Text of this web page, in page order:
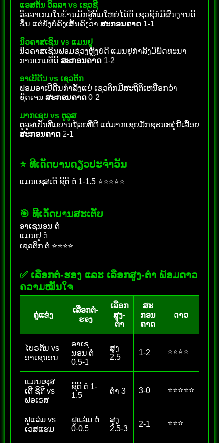
ແອສຕັນ ວິລລາ vs ເຊວຊີ
ວິລລາເກມໃນບ້ານມັກສູ້ທີມໃຫຍ່ໄດ້ດີ ເຊວຊີກໍມີຜົນງານດີ
ຂຶ້ນ ແຕ່ຍັງບໍ່ຄົງເສັ້ນຄົງວາ ສະກອນຄາດ 1-1
ນິວຄາສເຊິນ vs ແມນຢູ
ນິວຄາສເຊິນຟອມຊ່ວງຫຼັງບໍ່ດີ ແມນຢູກຳລັງມີພັດທະນາ
ການເກມທີ່ດີ ສະກອນຄາດ 1-2
ອາເບີດີນ vs ເຊວຕິກ
ຟອມອາເບີດີນກຳລັງແຍ່ ເຊວຕິກມີສະຖິຕິເຫນືອກວ່າ
ຊັດເຈນ ສະກອນຄາດ 0-2
ມາກເຊຍ vs ຕູລູສ
ຕູລູສເປັນທີມບານຖ້ວຍທີ່ດີ ແຕ່ມາກເຊຍມັກຊະນະຄູ່ນີ້ເລື້ອຍ
ສະກອນຄາດ 2-1
⭐ ທີເດັດບານດຽວປະຈຳວັນ
ແມນເຊສເຕີ ຊິຕີ ຕໍ່ 1-1.5 ⭐⭐⭐⭐⭐
🎯 ທີເດັດບານສະເຕັບ
ອາເຊນອນ ຕໍ່
ແມນຢູ ຕໍ່
ເຊວຕິກ ຕໍ່ ⭐⭐⭐⭐
✅ ເລືອກຕໍ່-ຮອງ ແລະ ເລືອກສູງ-ຕໍາ ພ້ອມດາວ
ຄວາມໝັ້ນໃຈ
ຄູ່ແຂ່ງ
ເລືອກຕໍ່-
ຮອງ
ເລືອກ
ສູງ-
ຕໍາ
ສະ
ກອນ
ຄາດ
ດາວ
ໄບຣຕັນ vs
ອາເຊນອນ
ອາເຊ
ນອນ ຕໍ່
0.5-1
ສູງ
2.5
1-2 ⭐⭐⭐⭐
ແມນເຊສ
ເຕີ ຊິຕີ vs
ຟອເຣສ
ຊິຕີ ຕໍ່ 1-
1.5
ຕໍາ 3 3-0 ⭐⭐⭐⭐⭐
ຟູແລ່ມ vs
ເວສແຮມ
ຟູແລ່ມ ຕໍ່
0-0.5
ສູງ
2.5-3
2-1 ⭐⭐⭐